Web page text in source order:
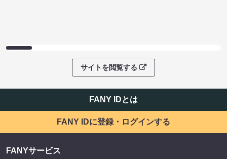
サイトを閲覧する
FANY IDとは
FANY IDに登録・ログインする
FANYサービス